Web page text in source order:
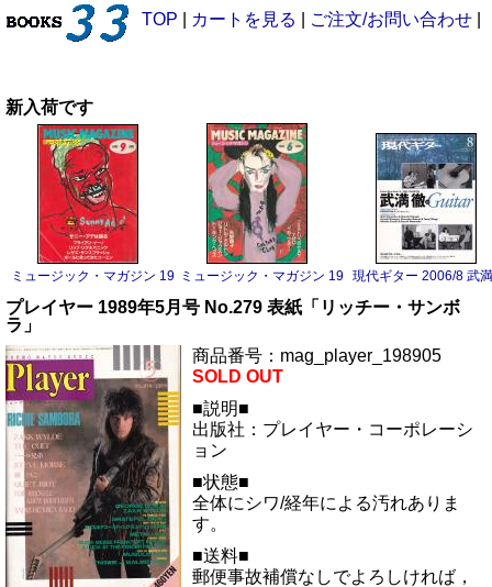
TOP カートを見る ご注文/お問い合わせ
新入荷です
ミュージック・マガジン 1983/9 サニー・アデミュージック・マガジン 1983/6 ボーイ・ジョージ
現代ギター 2006/8 武
プレイヤー 1989年5月号 No.279 表紙「リッチー・サンボ
ラ」
商品番号：mag_player_198905
SOLD OUT
■説明■
出版社：プレイヤー・コーポレーシ
ョン
■状態■
全体にシワ/経年による汚れありま
す。
■送料■
郵便事故補償なしでよろしければ，